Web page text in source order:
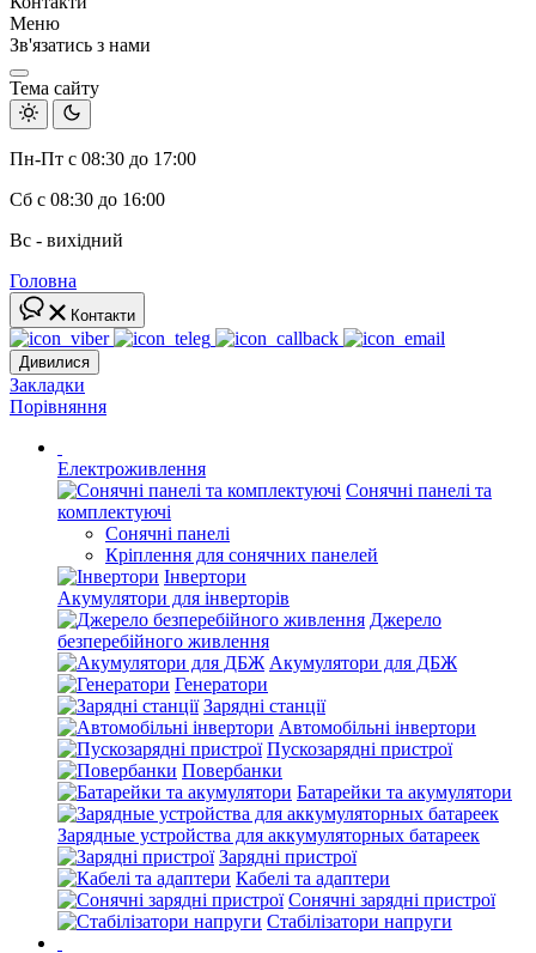
Меню
Зв'язатись з нами
Тема сайту
Пн-Пт с 08:30 до 17:00
Сб с 08:30 до 16:00
Вс - вихідний
Головна
Контакти
Дивилися
Закладки
Порівняння
Електроживлення
Сонячні панелі та
комплектуючі
Сонячні панелі
Кріплення для сонячних панелей
Інвертори
Акумулятори для інверторів
Джерело
безперебійного живлення
Акумулятори для ДБЖ
Генератори
Зарядні станції
Автомобільні інвертори
Пускозарядні пристрої
Повербанки
Батарейки та акумулятори
Зарядные устройства для аккумуляторных батареек
Зарядні пристрої
Кабелі та адаптери
Сонячні зарядні пристрої
Стабілізатори напруги